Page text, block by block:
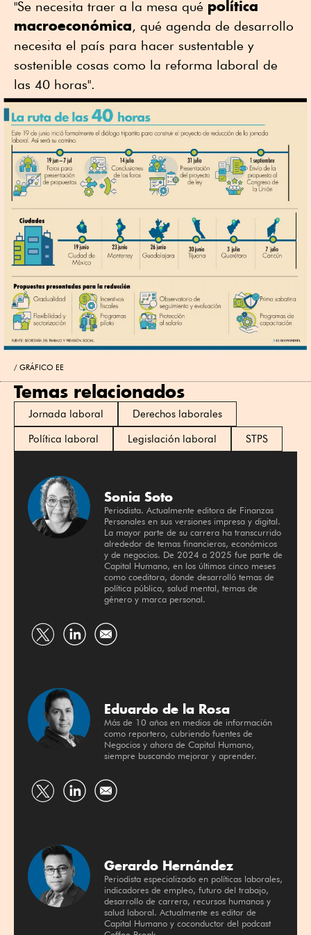
"Se necesita traer a la mesa qué política
macroeconómica, qué agenda de desarrollo
necesita el país para hacer sustentable y
sostenible cosas como la reforma laboral de
las 40 horas".
GRÁFICO EE
Temas relacionados
Jornada laboral
Derechos laborales
Política laboral
Legislación laboral STPS
Sonia Soto
Periodista. Actualmente editora de Finanzas
Personales en sus versiones impresa y digital.
La mayor parte de su carrera ha transcurrido
alrededor de temas financieros, económicos
y de negocios. De 2024 a 2025 fue parte de
Capital Humano, en los últimos cinco meses
como coeditora, donde desarrolló temas de
política pública, salud mental, temas de
género y marca personal.
Compartir Compartir
Eduardo de la Rosa
Más de 10 años en medios de información
como reportero, cubriendo fuentes de
Negocios y ahora de Capital Humano,
siempre buscando mejorar y aprender.
Compartir Compartir
Gerardo Hernández
Periodista especializado en políticas laborales,
indicadores de empleo, futuro del trabajo,
desarrollo de carrera, recursos humanos y
salud laboral. Actualmente es editor de
Capital Humano y coconductor del podcast